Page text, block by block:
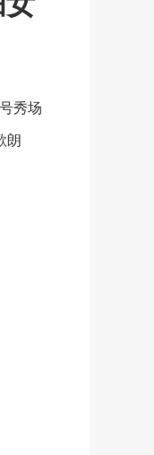
秀场
朗